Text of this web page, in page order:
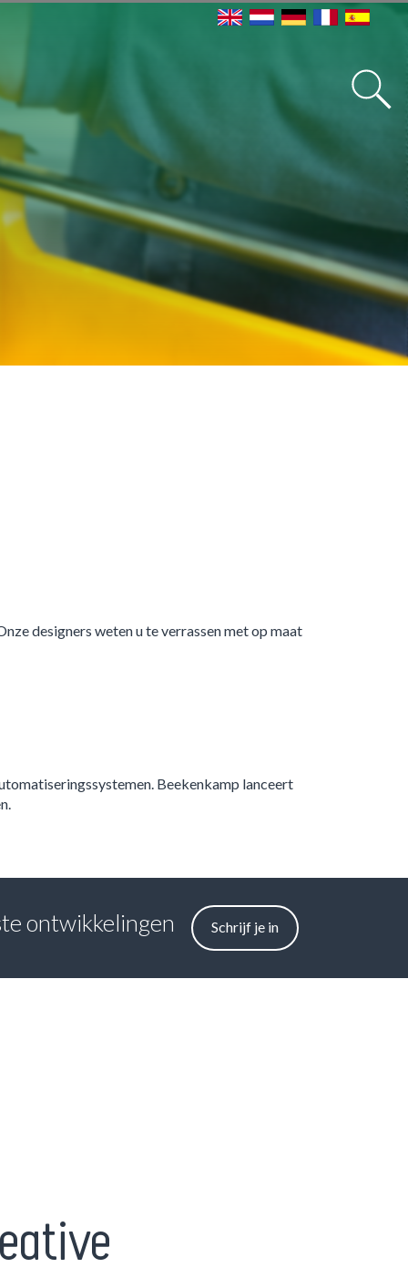
designers weten u te verrassen met op maat
Beekenkamp lanceert
ontwikkelingen Schrijf je in